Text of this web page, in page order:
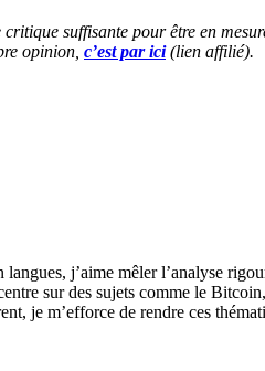
suffisante pour être en
opinion, c’est par ici (lien affilié).
j’aime mêler l’analyse
sur des sujets comme le
je m’efforce de rendre ces